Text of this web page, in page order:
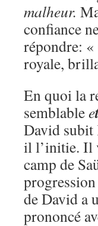
malheur.
confiance
répondre:
royale,
En quoi la
semblablee
David subit
il l’initie. Il
camp de
de David a
prononcé